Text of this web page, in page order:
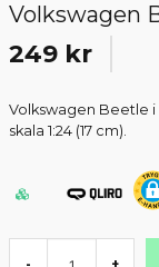
Volkswagen
249 kr
Volkswagen Beetle i
skala 1:24 (17 cm).